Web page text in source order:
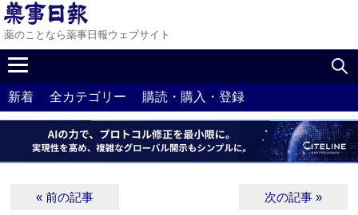
薬のことなら薬事日報ウェブサイト
新着 全カテゴリー 購読・購入・登録
« 前の記事 次の記事 »